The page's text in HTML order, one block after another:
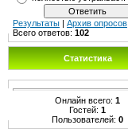
Результаты
Архив опросов
Всего ответов: 102
Статистика
Онлайн всего: 1
Гостей: 1
Пользователей: 0